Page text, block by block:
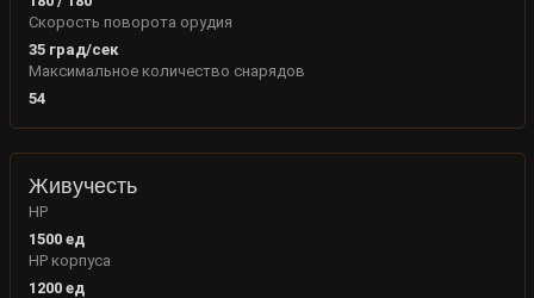
Скорость поворота орудия
35град/сек
Максимальное количество снарядов
54
Живучесть
HP
1500ед
HP корпуса
1200ед